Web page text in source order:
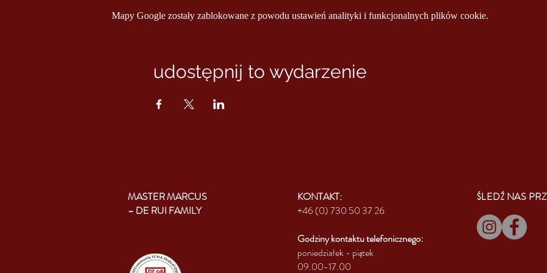
Mapy Google zostały zablokowane z powodu ustawień analityki i funkcjonalnych plików cookie.
udostępnij to wydarzenie
KONTAKT:
+46 (0) 730 50 37 26
Godziny kontaktutelefonicznego:
poniedziałek - piątek
09.00-17.00
MASTER MARCUS
– DE RUI FAMILY
ŚLEDŹ NAS